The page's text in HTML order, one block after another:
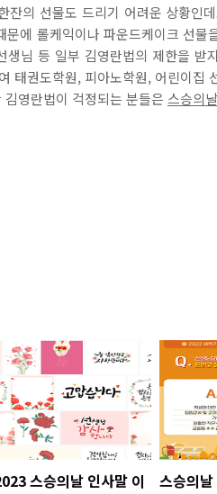
의 선물도 드리기 어려운 상황인
에 롤케익이나 파운드케이크 선물
님 등 일부 김영란법의 제한을 받
태권도학원, 피아노학원, 어린이집
영란법이 걱정되는 분들은 스승의
스승의날 인사말 이
스승의